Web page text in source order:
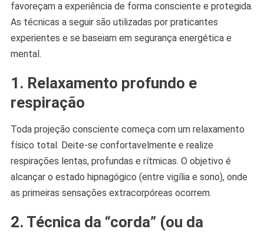
favoreçam a experiência de forma consciente e protegida.
As técnicas a seguir são utilizadas por praticantes
experientes e se baseiam em segurança energética e
mental.
1. Relaxamento profundo e
respiração
Toda projeção consciente começa com um relaxamento
físico total. Deite-se confortavelmente e realize
respirações lentas, profundas e rítmicas. O objetivo é
alcançar o estado hipnagógico (entre vigília e sono), onde
as primeiras sensações extracorpóreas ocorrem.
2. Técnica da “corda” (ou da